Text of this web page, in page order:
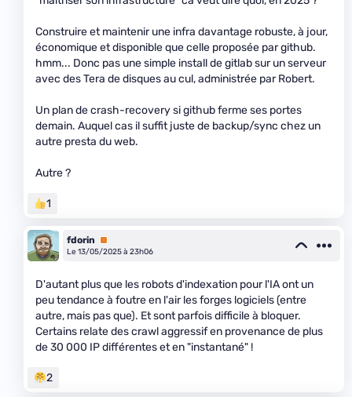
Construire et maintenir une infra davantage robuste, à jour,
économique et disponible que celle proposée par github.
hmm... Donc pas une simple install de gitlab sur un serveur
avec des Tera de disques au cul, administrée par Robert.
Un plan de crash-recovery si github ferme ses portes
demain. Auquel cas il suffit juste de backup/sync chez un
autre presta du web.
Autre ?
1
fdorin
Premium
Le 13/05/2025 à 23h06
D'autant plus que les robots d'indexation pour l'IA ont un
peu tendance à foutre en l'air les forges logiciels (entre
autre, mais pas que). Et sont parfois difficile à bloquer.
Certains relate des crawl aggressif en provenance de plus
de 30 000 IP différentes et en "instantané" !
2